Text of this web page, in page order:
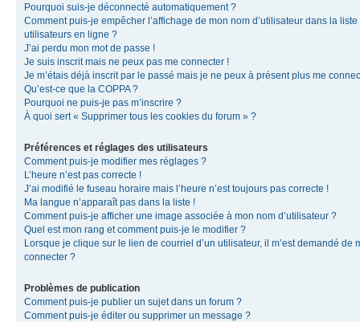
Pourquoi suis-je déconnecté automatiquement ?
Comment puis-je empêcher l’affichage de mon nom d’utilisateur dans la liste
utilisateurs en ligne ?
J’ai perdu mon mot de passe !
Je suis inscrit mais ne peux pas me connecter !
Je m’étais déjà inscrit par le passé mais je ne peux à présent plus me
Qu’est-ce que la COPPA ?
Pourquoi ne puis-je pas m’inscrire ?
À quoi sert « Supprimer tous les cookies du forum » ?
Préférences et réglages des utilisateurs
Comment puis-je modifier mes réglages ?
L’heure n’est pas correcte !
J’ai modifié le fuseau horaire mais l’heure n’est toujours pas correcte !
Ma langue n’apparaît pas dans la liste !
Comment puis-je afficher une image associée à mon nom d’utilisateur ?
Quel est mon rang et comment puis-je le modifier ?
Lorsque je clique sur le lien de courriel d’un utilisateur, il m’est demandé de
connecter ?
Problèmes de publication
Comment puis-je publier un sujet dans un forum ?
Comment puis-je éditer ou supprimer un message ?